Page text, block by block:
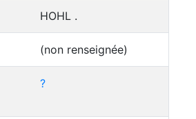
HOHL .
(non renseignée)
?